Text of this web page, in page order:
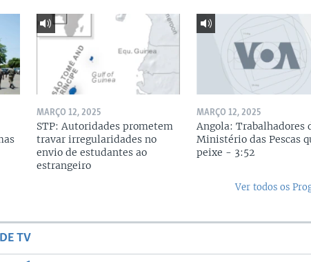
MARÇO 12, 2025
STP: Autoridades prometem
travar irregularidades no
envio de estudantes ao
estrangeiro
MARÇO 12, 2025
Angola: Trabalhadores
Ministério das Pescas
peixe - 3:52
Ver todos os
TV